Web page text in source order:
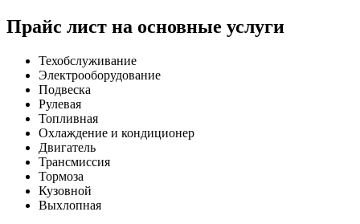
Прайс лист на основные услуги
Техобслуживание
Электрооборудование
Подвеска
Рулевая
Топливная
Охлаждение и кондиционер
Двигатель
Трансмиссия
Тормоза
Кузовной
Выхлопная